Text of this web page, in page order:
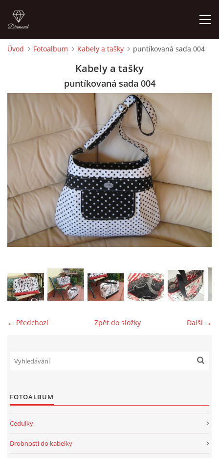
CEDULKY
MOJE POSLEDNÍ PRÁCE
jk-laguna@seznam.cz
Úvod Fotoalbum Kabely a tašky puntíkovaná sada 004
Kabely a tašky
puntíkovaná sada 004
← Předchozí Další →
Zpět do složky
FOTOALBUM
Cedulky
Drobnosti do kabelky